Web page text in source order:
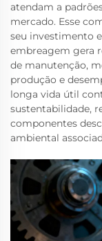
atendam a
mercado. Esse
seu investimento
embreagem gera
de manutenção,
produção e
longa vida útil
sustentabilidade,
componentes
ambiental